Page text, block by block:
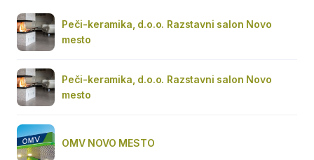
Peči-keramika, d.o.o. Razstavni salon Novo
mesto
Peči-keramika, d.o.o. Razstavni salon Novo
mesto
OMV NOVO MESTO